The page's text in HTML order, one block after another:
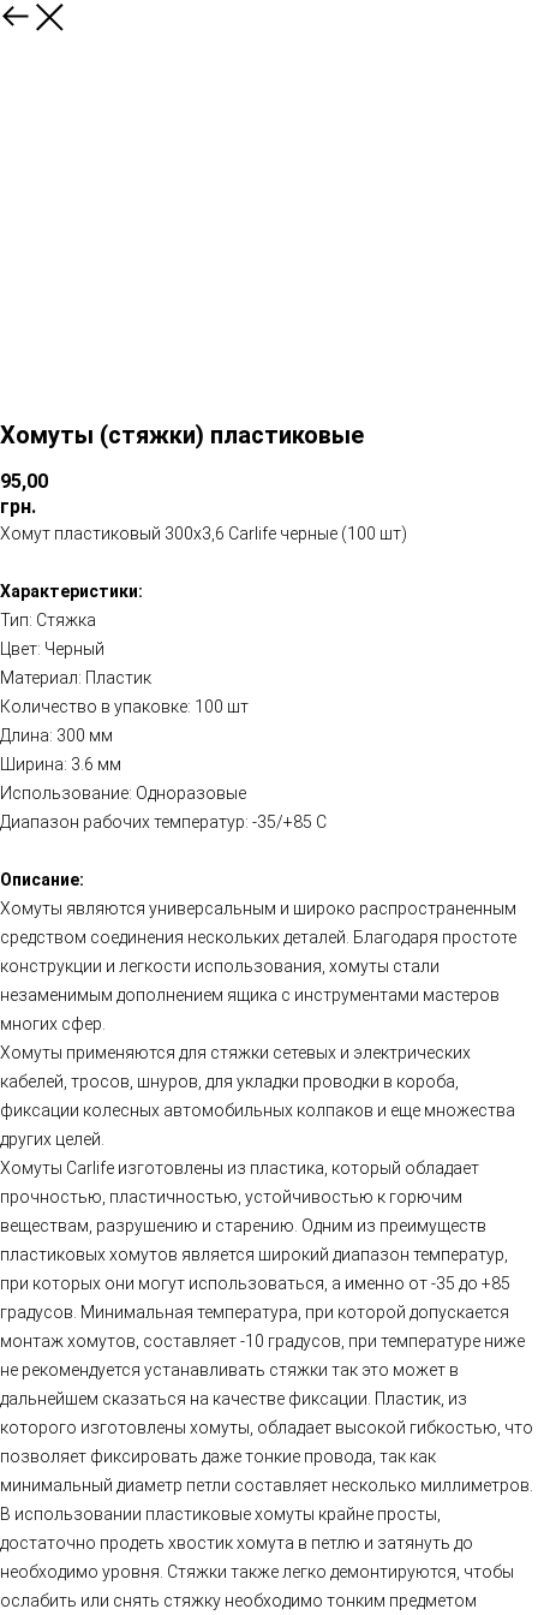
Хомуты (стяжки) пластиковые
95,00
грн.
Хомут пластиковый 300х3,6 Carlife черные (100 шт)
Характеристики:
Тип: Стяжка
Цвет: Черный
Материал: Пластик
Количество в упаковке: 100 шт
Длина: 300 мм
Ширина: 3.6 мм
Использование: Одноразовые
Диапазон рабочих температур: -35/+85 C
Описание:
Хомуты являются универсальным и широко распространенным
средством соединения нескольких деталей. Благодаря простоте
конструкции и легкости использования, хомуты стали
незаменимым дополнением ящика с инструментами мастеров
многих сфер.
Хомуты применяются для стяжки сетевых и электрических
кабелей, тросов, шнуров, для укладки проводки в короба,
фиксации колесных автомобильных колпаков и еще множества
других целей.
Хомуты Carlife изготовлены из пластика, который обладает
прочностью, пластичностью, устойчивостью к горючим
веществам, разрушению и старению. Одним из преимуществ
пластиковых хомутов является широкий диапазон температур,
при которых они могут использоваться, а именно от -35 до +85
градусов. Минимальная температура, при которой допускается
монтаж хомутов, составляет -10 градусов, при температуре ниже
не рекомендуется устанавливать стяжки так это может в
дальнейшем сказаться на качестве фиксации. Пластик, из
которого изготовлены хомуты, обладает высокой гибкостью, что
позволяет фиксировать даже тонкие провода, так как
минимальный диаметр петли составляет несколько миллиметров.
В использовании пластиковые хомуты крайне просты,
достаточно продеть хвостик хомута в петлю и затянуть до
необходимо уровня. Стяжки также легко демонтируются, чтобы
ослабить или снять стяжку необходимо тонким предметом